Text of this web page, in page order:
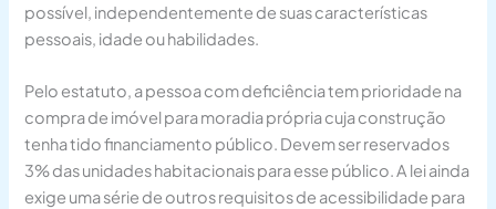
possível, independentemente de suas características
pessoais, idade ou habilidades.
Pelo estatuto, a pessoa com deficiência tem prioridade na
compra de imóvel para moradia própria cuja construção
tenha tido financiamento público. Devem ser reservados
3% das unidades habitacionais para esse público. A lei ainda
exige uma série de outros requisitos de acessibilidade para